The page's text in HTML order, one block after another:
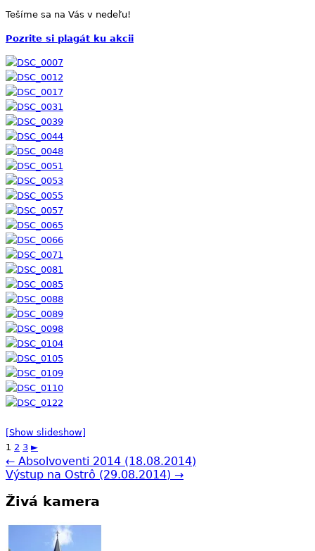
Tešíme sa na Vás v nedeľu!
Pozrite si plagát ku akcii
[Show slideshow]
1 2 3 ►
← Absolvoventi 2014 (18.08.2014)
Výstup na Ostrô (29.08.2014) →
Živá kamera